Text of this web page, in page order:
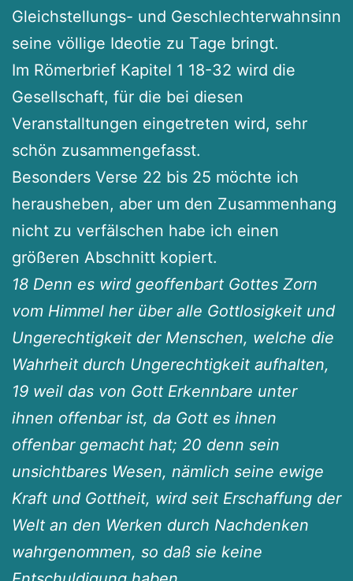
Gleichstellungs- und Geschlechterwahnsinn
seine völlige Ideotie zu Tage bringt.
Im Römerbrief Kapitel 1 18-32 wird die
Gesellschaft, für die bei diesen
Veranstalltungen eingetreten wird, sehr
schön zusammengefasst.
Besonders Verse 22 bis 25 möchte ich
herausheben, aber um den Zusammenhang
nicht zu verfälschen habe ich einen
größeren Abschnitt kopiert.
18 Denn es wird geoffenbart Gottes Zorn
vom Himmel her über alle Gottlosigkeit und
Ungerechtigkeit der Menschen, welche die
Wahrheit durch Ungerechtigkeit aufhalten,
19 weil das von Gott Erkennbare unter
ihnen offenbar ist, da Gott es ihnen
offenbar gemacht hat; 20 denn sein
unsichtbares Wesen, nämlich seine ewige
Kraft und Gottheit, wird seit Erschaffung der
Welt an den Werken durch Nachdenken
wahrgenommen, so daß sie keine